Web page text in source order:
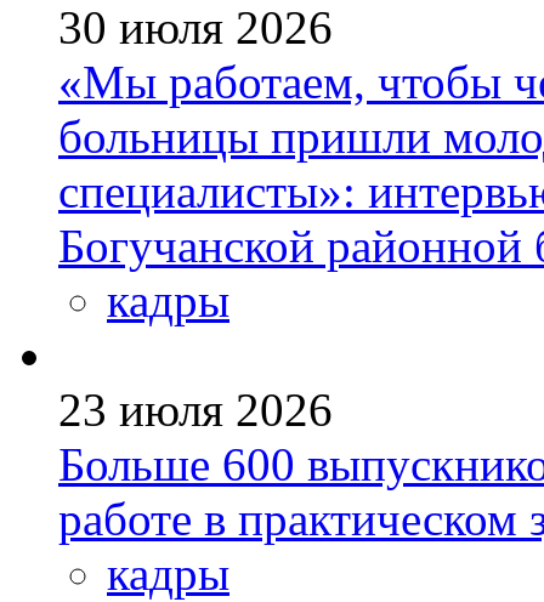
30 июля 2026
«Мы работаем, чтобы
больницы пришли
специалисты»:
Богучанской
кадры
23 июля 2026
Больше 600
работе в практическом
кадры